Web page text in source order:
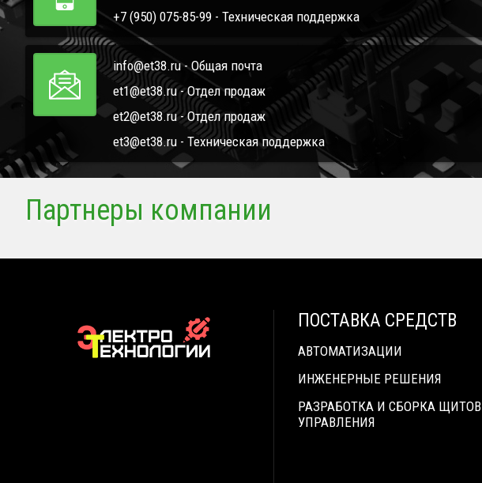
+7 (950) 075-85-99 - Техническая поддержка
info@et38.ru - Общая почта
et1@et38.ru - Отдел продаж
et2@et38.ru - Отдел продаж
et3@et38.ru - Техническая поддержка
Партнеры компании
ПОСТАВКА СРЕДСТВ
АВТОМАТИЗАЦИИ
ИНЖЕНЕРНЫЕ РЕШЕНИЯ
РАЗРАБОТКА И СБОРКА ЩИТОВ
УПРАВЛЕНИЯ